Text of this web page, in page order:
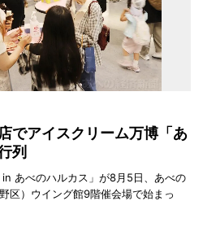
でアイスクリーム万博「あ
列
あべのハルカス」が8月5日、あべの
区）ウイング館9階催会場で始まっ